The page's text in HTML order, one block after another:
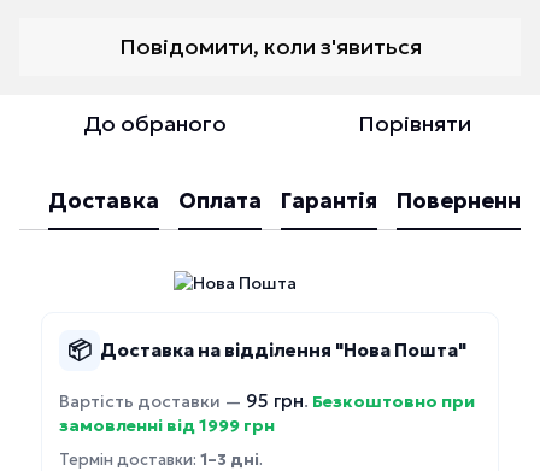
Повідомити, коли з'явиться
До обраного Порівняти
Доставка Оплата Гарантія Повернення
📦 Доставка на відділення "Нова Пошта"
Вартість доставки — 95 грн. Безкоштовно при
замовленні від 1999 грн
Термін доставки: 1–3 дні.